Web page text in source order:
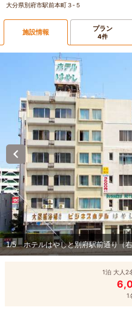
大分県別府市駅前本町３‐５
施設情報 プラン
4件
1/5 ホテルはやしと別府駅前通り（
1泊 大人2
1